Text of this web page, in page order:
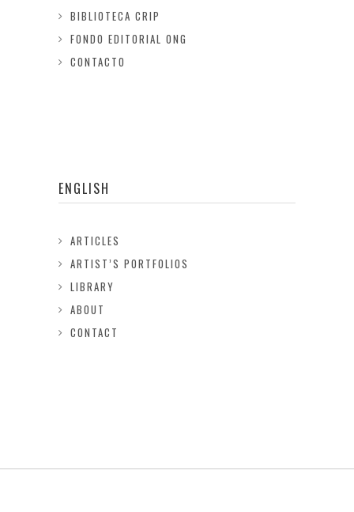
BIBLIOTECA CRIP
FONDO EDITORIAL ONG
CONTACTO
ENGLISH
ARTICLES
ARTIST’S PORTFOLIOS
LIBRARY
ABOUT
CONTACT